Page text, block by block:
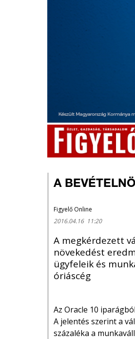
A
Figyelő Online
2016.04.16 11:20
A megkérdezett
növekedést
ügyfeleik és
óriáscég
Az Oracle 10
A jelentés szerint a
százaléka a